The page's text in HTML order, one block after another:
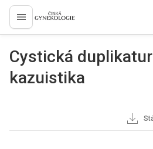
proLékaře.cz
Cystická
kazuistika